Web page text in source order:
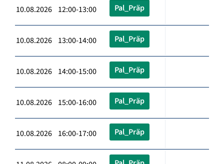
10.08.2026 12:00-13:00 Pal_Präp
10.08.2026 13:00-14:00 Pal_Präp
10.08.2026 14:00-15:00 Pal_Präp
10.08.2026 15:00-16:00 Pal_Präp
10.08.2026 16:00-17:00 Pal_Präp